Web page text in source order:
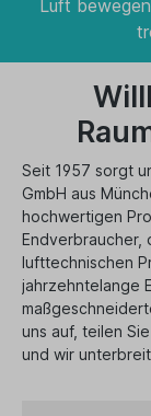
Luft
Seit 1957 sorgt
GmbH aus
hochwertigen
Endverbraucher,
lufttechnischen
jahrzehntelange
uns auf, teilen
und wir